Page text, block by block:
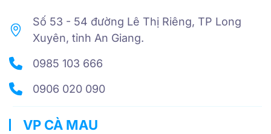
Số 53 - 54 đường Lê Thị Riêng, TP Long
Xuyên, tỉnh An Giang.
0985 103 666
0906 020 090
VP CÀ MAU